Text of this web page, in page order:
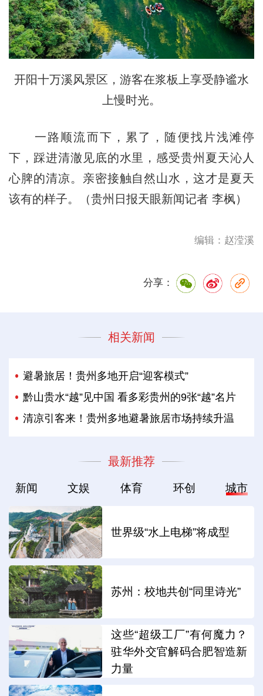
开阳十万溪风景区，游客在浆板上享受静谧水
上慢时光。
一路顺流而下，累了，随便找片浅滩停
下，踩进清澈见底的水里，感受贵州夏天沁人
心脾的清凉。亲密接触自然山水，这才是夏天
该有的样子。（贵州日报天眼新闻记者 李枫）
编辑：赵滢溪
分享：
相关新闻
避暑旅居！贵州多地开启“迎客模式”
黔山贵水“越”见中国 看多彩贵州的9张“越”名片
清凉引客来！贵州多地避暑旅居市场持续升温
最新推荐
新闻 文娱 体育 环创 城市
世界级“水上电梯”将成型
苏州：校地共创“同里诗光”
这些“超级工厂”有何魔力？
驻华外交官解码合肥智造新
力量